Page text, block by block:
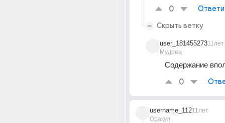
0
Скрыть ветку
user_181455273
Мудрец
11лет
Содержание
0
username_112
Оракул
11лет